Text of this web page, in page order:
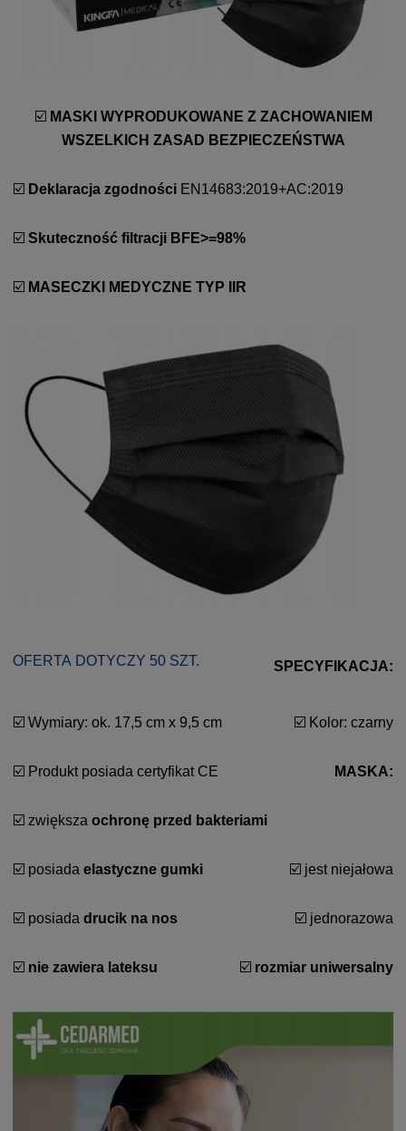
☑️ MASKI WYPRODUKOWANE Z ZACHOWANIEM
WSZELKICH ZASAD BEZPIECZEŃSTWA
☑️ Deklaracja zgodności EN14683:2019+AC:2019
☑️ Skuteczność filtracji BFE>=98%
☑️ MASECZKI MEDYCZNE TYP IIR
OFERTA DOTYCZY 50 SZT. SPECYFIKACJA:
☑️ Wymiary: ok. 17,5 cm x 9,5 cm ☑️ Kolor: czarny
☑️ Produkt posiada certyfikat CE MASKA:
☑️ zwiększa ochronę przed bakteriami
☑️ posiada elastyczne gumki ☑️ jest niejałowa
☑️ posiada drucik na nos ☑️ jednorazowa
☑️ nie zawiera lateksu ☑️ rozmiar uniwersalny